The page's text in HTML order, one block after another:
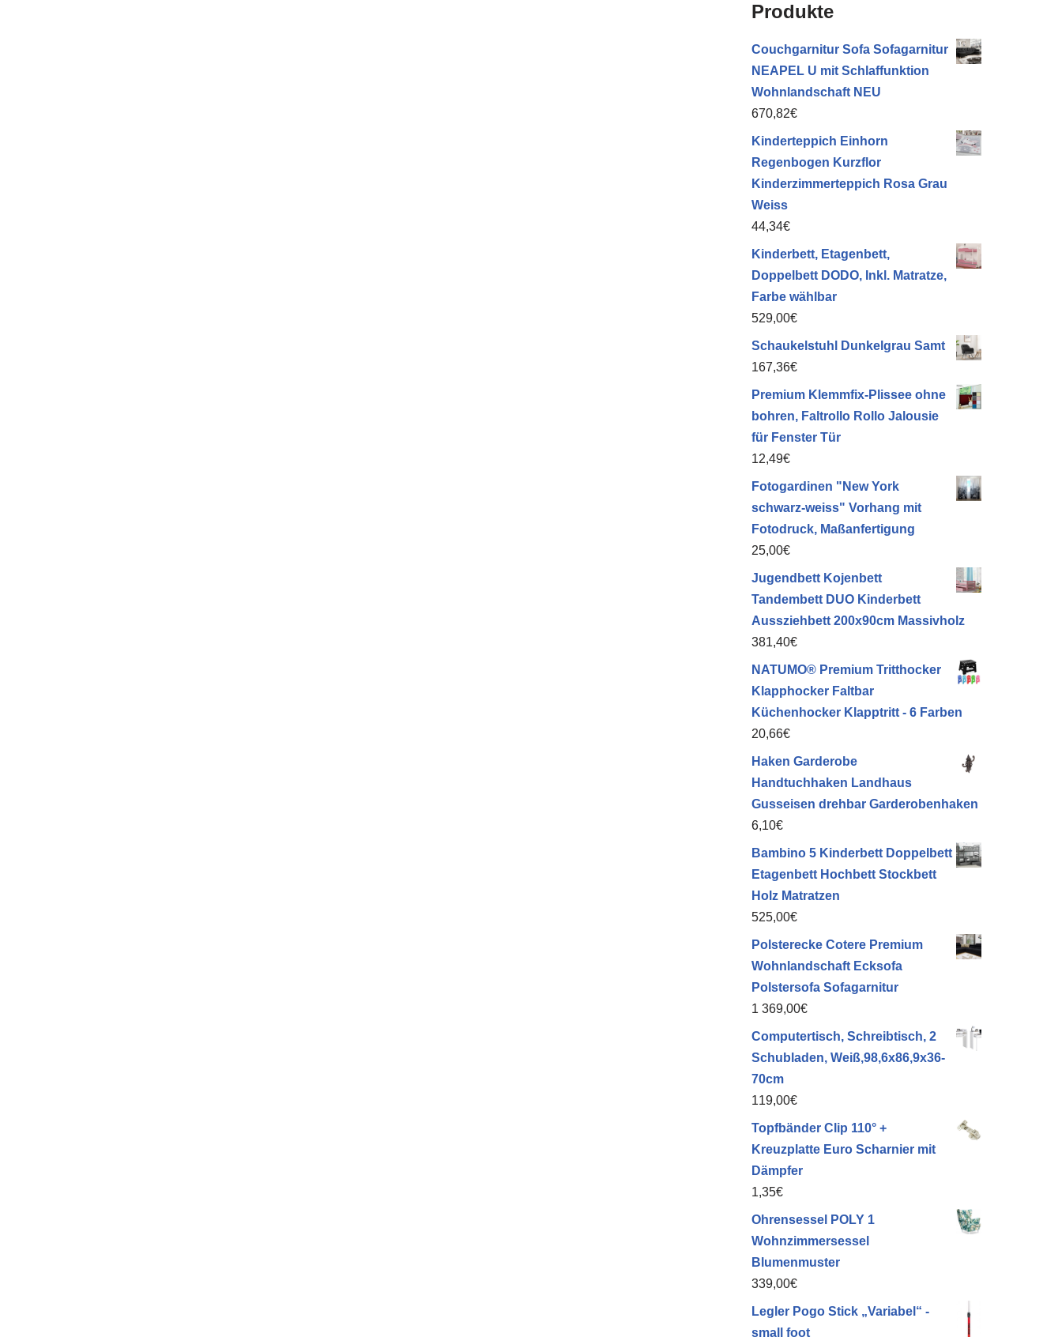
Produkte
Couchgarnitur Sofa Sofagarnitur
NEAPEL U mit Schlaffunktion
Wohnlandschaft NEU
670,82€
Kinderteppich Einhorn
Regenbogen Kurzflor
Kinderzimmerteppich Rosa Grau
Weiss
44,34€
Kinderbett, Etagenbett,
Doppelbett DODO, Inkl. Matratze,
Farbe wählbar
529,00€
Schaukelstuhl Dunkelgrau Samt
167,36€
Premium Klemmfix-Plissee ohne
bohren, Faltrollo Rollo Jalousie
für Fenster Tür
12,49€
Fotogardinen "New York
schwarz-weiss" Vorhang mit
Fotodruck, Maßanfertigung
25,00€
Jugendbett Kojenbett
Tandembett DUO Kinderbett
Aussziehbett 200x90cm Massivholz
381,40€
NATUMO® Premium Tritthocker
Klapphocker Faltbar
Küchenhocker Klapptritt - 6 Farben
20,66€
Haken Garderobe
Handtuchhaken Landhaus
Gusseisen drehbar Garderobenhaken
6,10€
Bambino 5 Kinderbett Doppelbett
Etagenbett Hochbett Stockbett
Holz Matratzen
525,00€
Polsterecke Cotere Premium
Wohnlandschaft Ecksofa
Polstersofa Sofagarnitur
1 369,00€
Computertisch, Schreibtisch, 2
Schubladen, Weiß,98,6x86,9x36-
70cm
119,00€
Topfbänder Clip 110° +
Kreuzplatte Euro Scharnier mit
Dämpfer
1,35€
Ohrensessel POLY 1
Wohnzimmersessel
Blumenmuster
339,00€
Legler Pogo Stick „Variabel“ -
small foot